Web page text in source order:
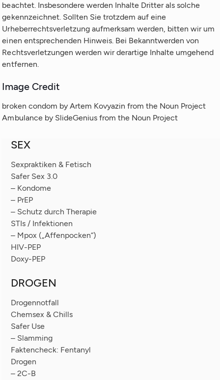
beachtet. Insbesondere werden Inhalte Dritter als solche
gekennzeichnet. Sollten Sie trotzdem auf eine
Urheberrechtsverletzung aufmerksam werden, bitten wir um
einen entsprechenden Hinweis. Bei Bekanntwerden von
Rechtsverletzungen werden wir derartige Inhalte umgehend
entfernen.
Image Credit
broken condom by Artem Kovyazin from the Noun Project
Ambulance by SlideGenius from the Noun Project
SEX
Sexpraktiken & Fetisch
Safer Sex 3.0
– Kondome
– PrEP
– Schutz durch Therapie
STIs / Infektionen
– Mpox („Affenpocken“)
HIV-PEP
Doxy-PEP
DROGEN
Drogennotfall
Chemsex & Chills
Safer Use
– Slamming
Faktencheck: Fentanyl
Drogen
– 2C-B